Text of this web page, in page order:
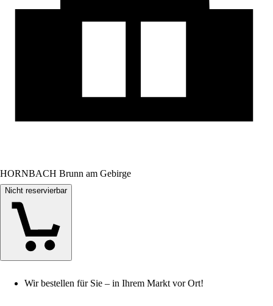
HORNBACH Brunn am Gebirge
Nicht reservierbar
Wir bestellen für Sie – in Ihrem Markt vor Ort!